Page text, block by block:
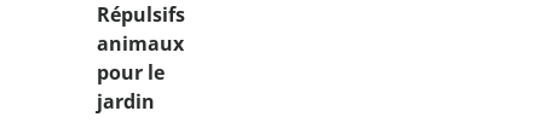
Répulsifs
animaux
pour le
jardin